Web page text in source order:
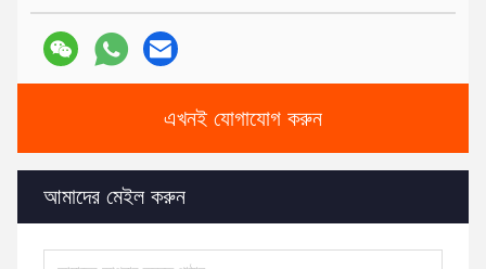
এখনই যোগাযোগ করুন
আমাদের মেইল ​​করুন